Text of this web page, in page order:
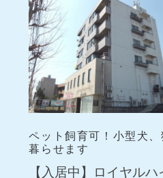
ペット飼育可！小型犬、
暮らせます
【入居中】ロイヤルハ